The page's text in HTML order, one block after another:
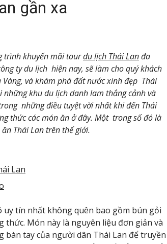
gần xa
trình khuyến mãi tourdu lịch Thái Lanđa
ty du lịch hiện nay, sẽ làm cho quý khách
Vàng, và khám phá đất nước xinh đẹp Thái
những khu du lịch danh lam thắng cảnh và
những điều tuyệt vời nhất khi đến Thái
thức các món ăn ở đây. Một trong số đó là
Thái Lan trên thế giới.
Lan
uy tín nhất không quên bao gồm bún gỏi
thức. Món này là nguyên liệu đơn giản và
tay của người dân Thái Lan để truyền